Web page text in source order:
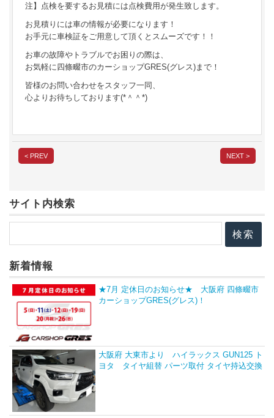
注】点検を要するお見積には点検費用が発生致します。
お見積りには車の情報が必要になります！
お手元に車検証をご用意して頂くとスムーズです！！
お車の故障やトラブルでお困りの際は、
お気軽に四條畷市のカーショップGRES(グレス)まで！
皆様のお問い合わせをスタッフ一同、
心よりお待ちしております(*＾＾*)
< PREV NEXT >
サイト内検索
新着情報
★7月 定休日のお知らせ★ 大阪府 四條畷市
カーショップGRES(グレス)！
大阪府 大東市より ハイラックス GUN125 ト
ヨタ タイヤ組替 パーツ取付 タイヤ持込交換